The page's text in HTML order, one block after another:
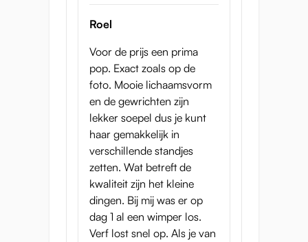
sensatie als ter bescherming van het
materiaal. Als je naar binnenstoot, zie je het
Maak na gebruik je mini sekspop schoon
zoals elke andere onahole. Bekijk onze
pagina metreinigingsproducten
details en wat producten die dit proces
vergemakkelijken. Haar pruik kan eventueel
worden verwijderd en apart gewassen of
geborsteld worden.
Suki in het kort
Deze fantastische hentai mini sekspop geeft
Roel
Voor de prijs een prima
pop. Exact zoals op de
foto. Mooie lichaamsvorm
en de gewrichten zijn
lekker soepel dus je kunt
haar gemakkelijk in
verschillende standjes
zetten. Wat betreft de
kwaliteit zijn het kleine
dingen. Bij mij was er op
dag 1 al een wimper los.
Verf lost snel op. Als je van